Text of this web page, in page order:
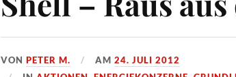
VONPETER M. AM24. JULI 2012